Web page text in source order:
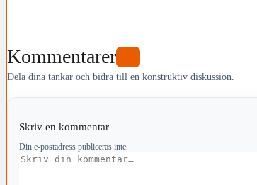
Kommentarer
Dela dina tankar och bidra till en konstruktiv diskussion.
Skriv en kommentar
Din e-postadress publiceras inte.
Kommentar